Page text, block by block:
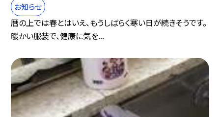
お知らせ
暦の上では春とはいえ、もうしばらく寒い日が続きそうです。
暖かい服装で、健康に気を...